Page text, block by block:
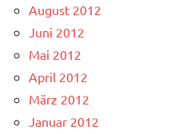
August 2012
Juni 2012
Mai 2012
April 2012
März 2012
Januar 2012